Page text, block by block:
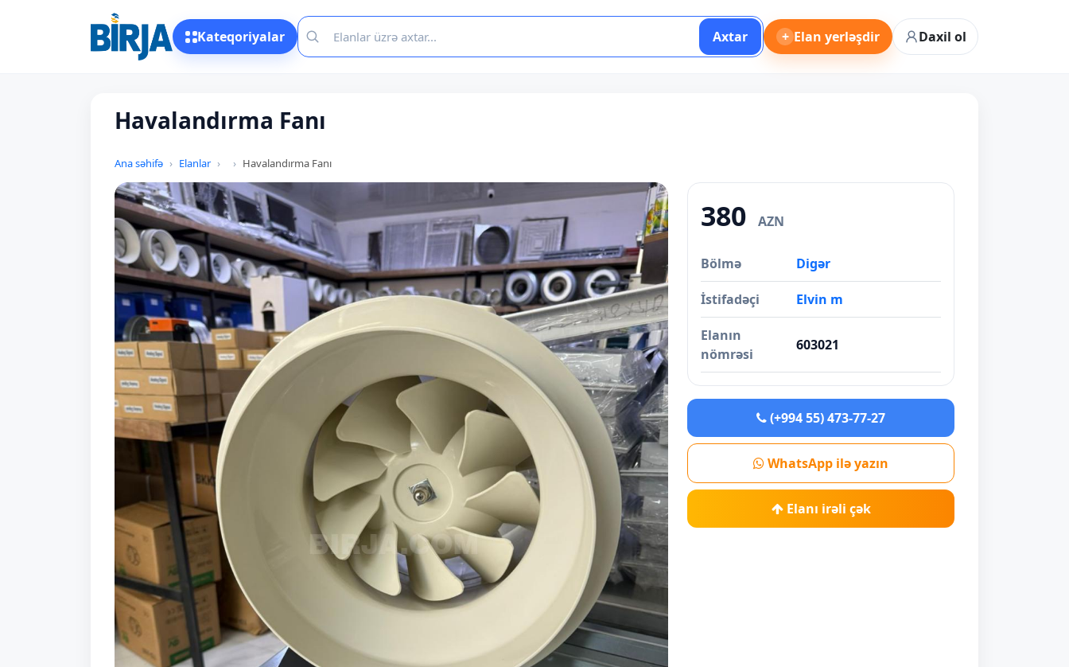
Kateqoriyalar Axtar + Elan yerləşdir Daxil ol
Havalandırma Fanı
Ana səhifə Elanlar Havalandırma Fanı
380 AZN
Bölmə Digər
İstifadəçi Elvin m
Elanın
nömrəsi
603021
(+994 55) 473-77-27
WhatsApp ilə yazın
Elanı irəli çək